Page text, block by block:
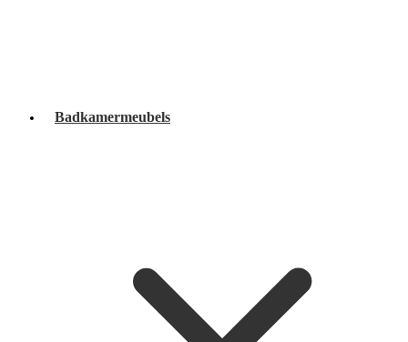
Badkamermeubels